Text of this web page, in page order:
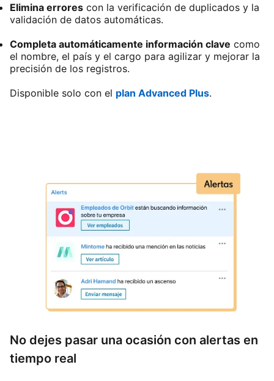
Elimina errores con la verificación de duplicados y la
validación de datos automáticas.
Completa automáticamente información clave como
el nombre, el país y el cargo para agilizar y mejorar la
precisión de los registros.
Disponible solo con el plan Advanced Plus.
No dejes pasar una ocasión con alertas en
tiempo real